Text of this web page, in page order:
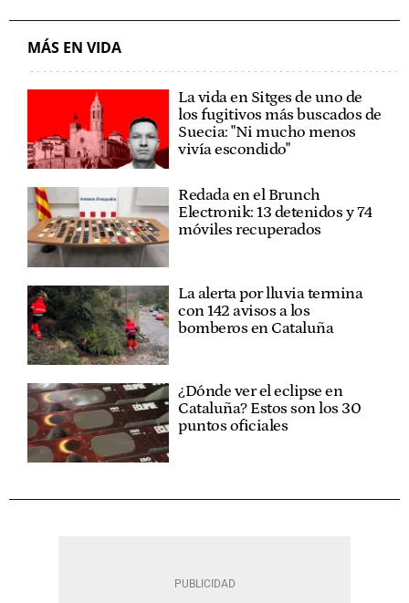
MÁS EN VIDA
La vida en Sitges de uno de
los fugitivos más buscados de
Suecia: "Ni mucho menos
vivía escondido"
Redada en el Brunch
Electronik: 13 detenidos y 74
móviles recuperados
La alerta por lluvia termina
con 142 avisos a los
bomberos en Cataluña
¿Dónde ver el eclipse en
Cataluña? Estos son los 30
puntos oficiales